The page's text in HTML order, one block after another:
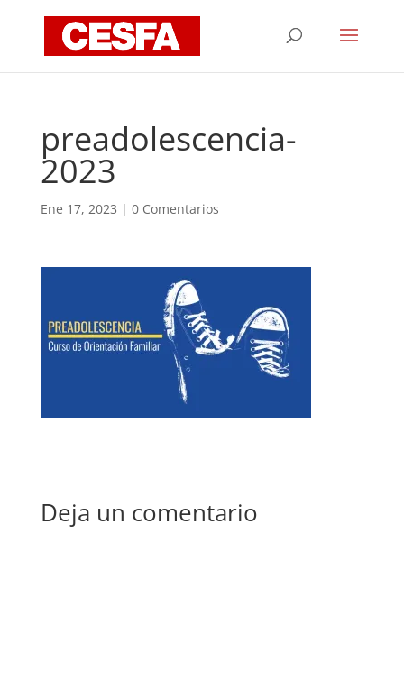
preadolescencia-
2023
Ene 17, 2023 | 0 Comentarios
Deja un comentario